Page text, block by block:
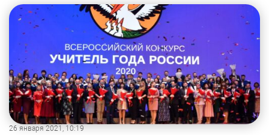
26 января 2021, 10:19